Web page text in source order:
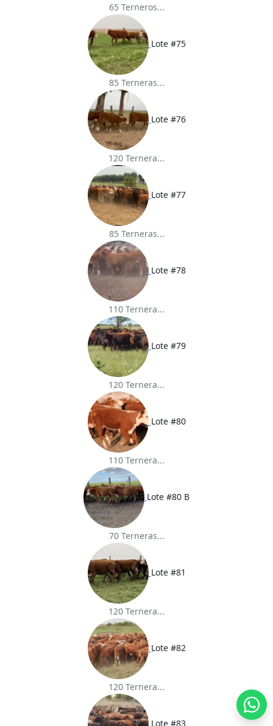
65 Terneros...
Lote #75
85 Terneras...
Lote #76
120 Ternera...
Lote #77
85 Terneras...
Lote #78
110 Ternera...
Lote #79
120 Ternera...
Lote #80
110 Ternera...
Lote #80 B
70 Terneras...
Lote #81
120 Ternera...
Lote #82
120 Ternera...
Lote #83